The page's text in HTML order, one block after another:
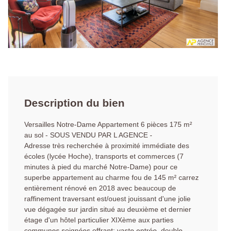
Description du bien
Versailles Notre-Dame Appartement 6 pièces 175 m²
au sol - SOUS VENDU PAR L AGENCE -
Adresse très recherchée à proximité immédiate des
écoles (lycée Hoche), transports et commerces (7
minutes à pied du marché Notre-Dame) pour ce
superbe appartement au charme fou de 145 m² carrez
entièrement rénové en 2018 avec beaucoup de
raffinement traversant est/ouest jouissant d'une jolie
vue dégagée sur jardin situé au deuxième et dernier
étage d'un hôtel particulier XIXème aux parties